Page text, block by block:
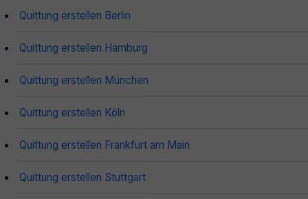
Quittung erstellen Berlin
Quittung erstellen Hamburg
Quittung erstellen München
Quittung erstellen Köln
Quittung erstellen Frankfurt am Main
Quittung erstellen Stuttgart